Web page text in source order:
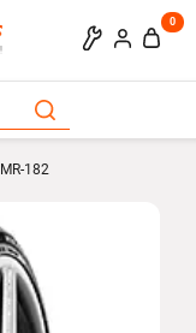
0
182